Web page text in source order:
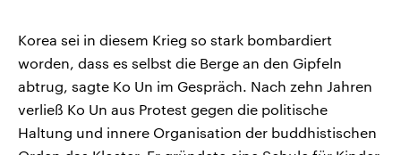
Korea sei in diesem Krieg so stark bombardiert
worden, dass es selbst die Berge an den Gipfeln
abtrug, sagte Ko Un im Gespräch. Nach zehn Jahren
verließ Ko Un aus Protest gegen die politische
Haltung und innere Organisation der buddhistischen